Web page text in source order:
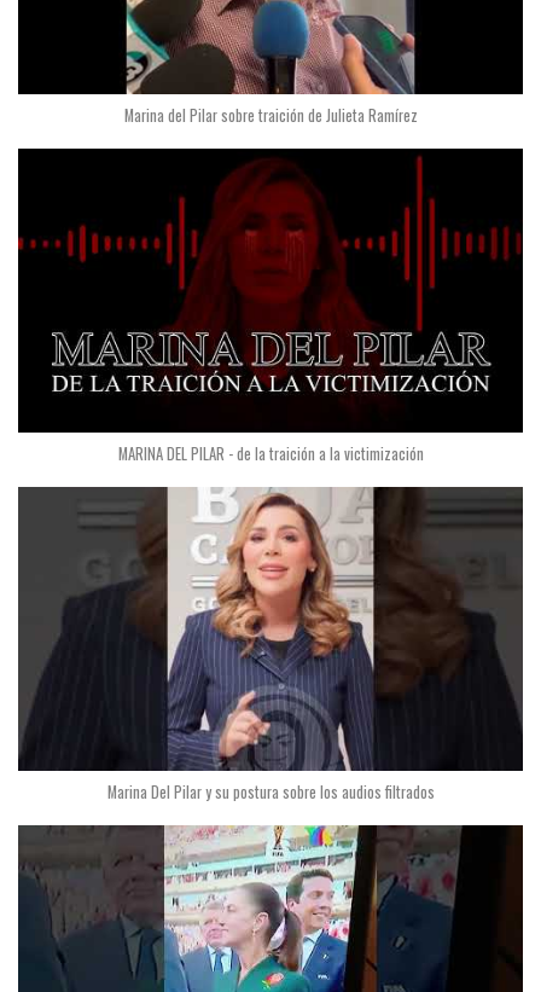
Marina del Pilar sobre traición de Julieta Ramírez
MARINA DEL PILAR - de la traición a la victimización
Marina Del Pilar y su postura sobre los audios filtrados